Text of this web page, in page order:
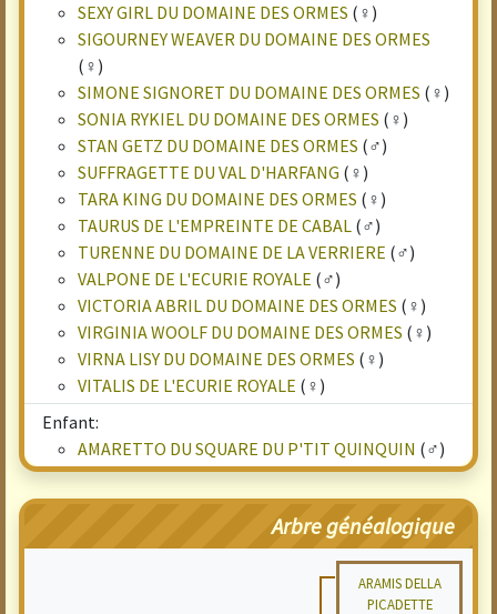
SEXY GIRL DU DOMAINE DES ORMES (♀)
SIGOURNEY WEAVER DU DOMAINE DES ORMES
(♀)
SIMONE SIGNORET DU DOMAINE DES ORMES (♀)
SONIA RYKIEL DU DOMAINE DES ORMES (♀)
STAN GETZ DU DOMAINE DES ORMES (♂)
SUFFRAGETTE DU VAL D'HARFANG (♀)
TARA KING DU DOMAINE DES ORMES (♀)
TAURUS DE L'EMPREINTE DE CABAL (♂)
TURENNE DU DOMAINE DE LA VERRIERE (♂)
VALPONE DE L'ECURIE ROYALE (♂)
VICTORIA ABRIL DU DOMAINE DES ORMES (♀)
VIRGINIA WOOLF DU DOMAINE DES ORMES (♀)
VIRNA LISY DU DOMAINE DES ORMES (♀)
VITALIS DE L'ECURIE ROYALE (♀)
Enfant:
AMARETTO DU SQUARE DU P'TIT QUINQUIN (♂)
Arbre généalogique
ARAMIS DELLA
PICADETTE